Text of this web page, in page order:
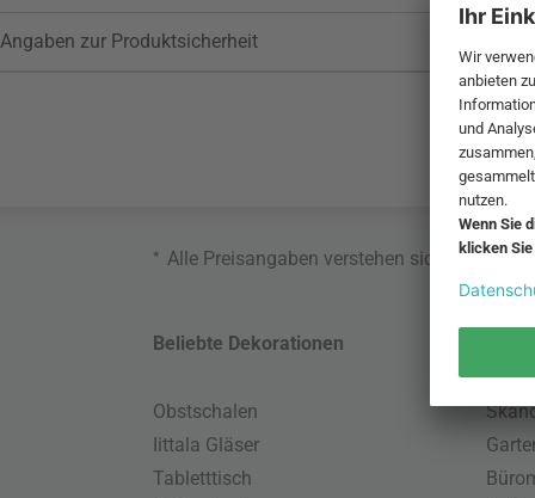
Angaben zur Produktsicherheit
* Alle Preisangaben verstehen sich inklusive
Beliebte Dekorationen
Obstschalen
Iittala Gläser
Tabletttisch